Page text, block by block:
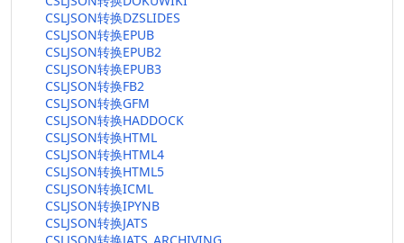
CSLJSON转换DZSLIDES
CSLJSON转换EPUB
CSLJSON转换EPUB2
CSLJSON转换EPUB3
CSLJSON转换FB2
CSLJSON转换GFM
CSLJSON转换HADDOCK
CSLJSON转换HTML
CSLJSON转换HTML4
CSLJSON转换HTML5
CSLJSON转换ICML
CSLJSON转换IPYNB
CSLJSON转换JATS